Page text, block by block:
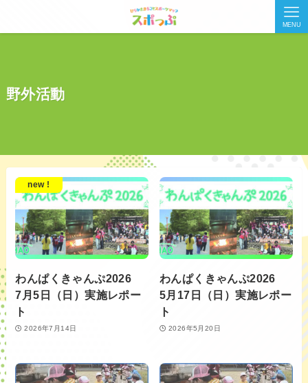
MENU
野外活動
new !
わんぱくきゃんぷ2026
7月5日（日）実施レポー
ト
2026年7月14日
わんぱくきゃんぷ2026
5月17日（日）実施レポー
ト
2026年5月20日